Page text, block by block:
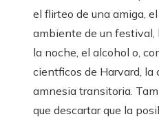
el flirteo de una amiga,
ambiente de un festival,
la noche, el alcohol o,
cientficos de Harvard, la
amnesia transitoria.
que descartar que la